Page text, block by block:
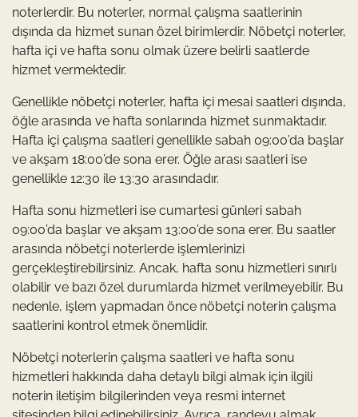
noterlerdir. Bu noterler, normal çalışma saatlerinin
dışında da hizmet sunan özel birimlerdir. Nöbetçi noterler,
hafta içi ve hafta sonu olmak üzere belirli saatlerde
hizmet vermektedir.
Genellikle nöbetçi noterler, hafta içi mesai saatleri dışında,
öğle arasında ve hafta sonlarında hizmet sunmaktadır.
Hafta içi çalışma saatleri genellikle sabah 09:00’da başlar
ve akşam 18:00’de sona erer. Öğle arası saatleri ise
genellikle 12:30 ile 13:30 arasındadır.
Hafta sonu hizmetleri ise cumartesi günleri sabah
09:00’da başlar ve akşam 13:00’de sona erer. Bu saatler
arasında nöbetçi noterlerde işlemlerinizi
gerçekleştirebilirsiniz. Ancak, hafta sonu hizmetleri sınırlı
olabilir ve bazı özel durumlarda hizmet verilmeyebilir. Bu
nedenle, işlem yapmadan önce nöbetçi noterin çalışma
saatlerini kontrol etmek önemlidir.
Nöbetçi noterlerin çalışma saatleri ve hafta sonu
hizmetleri hakkında daha detaylı bilgi almak için ilgili
noterin iletişim bilgilerinden veya resmi internet